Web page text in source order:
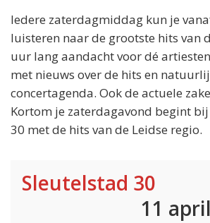
Iedere zaterdagmiddag kun je
luisteren naar de grootste hits van
uur lang aandacht voor dé
met nieuws over de hits en
concertagenda. Ook de actuele
Kortom je zaterdagavond begint
30 met de hits van de Leidse regio.
Sleutelstad 30
11